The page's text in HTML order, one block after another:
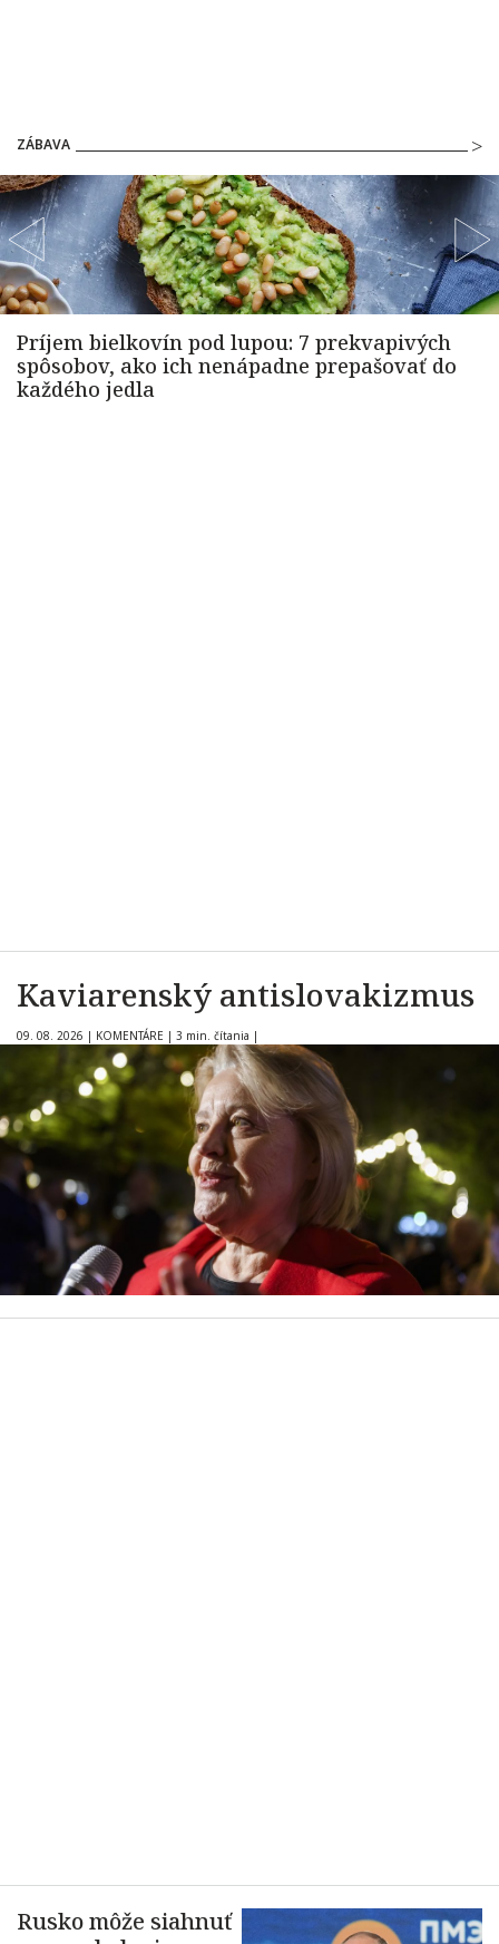
ZÁBAVA
Kaviarenský antislovakizmus
09. 08. 2026 | KOMENTÁRE | 3 min. čítania |
Rusko môže siahnuť